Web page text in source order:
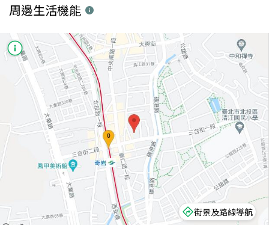
周邊生活機能
街景及路線導航